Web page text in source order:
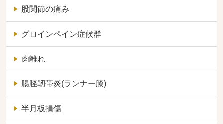
股関節の痛み
グロインペイン症候群
肉離れ
腸脛靭帯炎(ランナー膝)
半月板損傷